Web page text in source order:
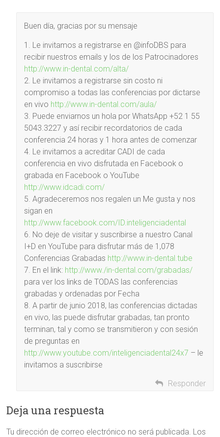
Buen día, gracias por su mensaje
1. Le invitamos a registrarse en @infoDBS para
recibir nuestros emails y los de los Patrocinadores
http://www.in-dental.com/alta/
2. Le invitamos a registrarse sin costo ni
compromiso a todas las conferencias por dictarse
en vivo http://www.in-dental.com/aula/
3. Puede enviarnos un hola por WhatsApp +52 1 55
5043.3227 y así recibir recordatorios de cada
conferencia 24 horas y 1 hora antes de comenzar
4. Le invitamos a acreditar CADI de cada
conferencia en vivo disfrutada en Facebook o
grabada en Facebook o YouTube
http://www.idcadi.com/
5. Agradeceremos nos regalen un Me gusta y nos
sigan en
http://www.facebook.com/ID.inteligenciadental
6. No deje de visitar y suscribirse a nuestro Canal
I+D en YouTube para disfrutar más de 1,078
Conferencias Grabadas http://www.in-dental.tube
7. En el link: http://www./in-dental.com/grabadas/
para ver los links de TODAS las conferencias
grabadas y ordenadas por Fecha
8. A partir de junio 2018, las conferencias dictadas
en vivo, las puede disfrutar grabadas, tan pronto
terminan, tal y como se transmitieron y con sesión
de preguntas en
http://www.youtube.com/inteligenciadental24x7 – le
invitamos a suscribirse
Responder
Deja una respuesta
Tu dirección de correo electrónico no será publicada. Los